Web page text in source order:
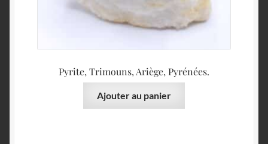
Pyrite, Trimouns, Ariège, Pyrénées.
Ajouter au panier